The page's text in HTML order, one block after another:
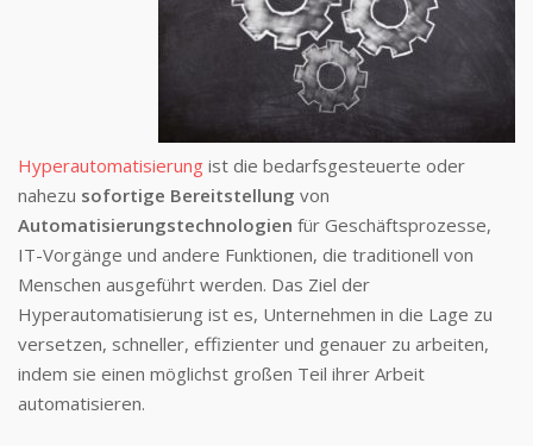
Hyperautomatisierung ist die bedarfsgesteuerte oder
nahezu sofortige Bereitstellung von
Automatisierungstechnologien für Geschäftsprozesse,
IT-Vorgänge und andere Funktionen, die traditionell von
Menschen ausgeführt werden. Das Ziel der
Hyperautomatisierung ist es, Unternehmen in die Lage zu
versetzen, schneller, effizienter und genauer zu arbeiten,
indem sie einen möglichst großen Teil ihrer Arbeit
automatisieren.